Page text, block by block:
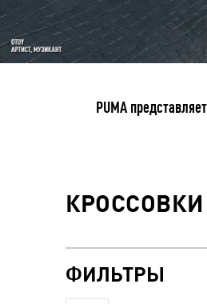
PUMA
КРОССОВКИ
ФИЛЬТРЫ